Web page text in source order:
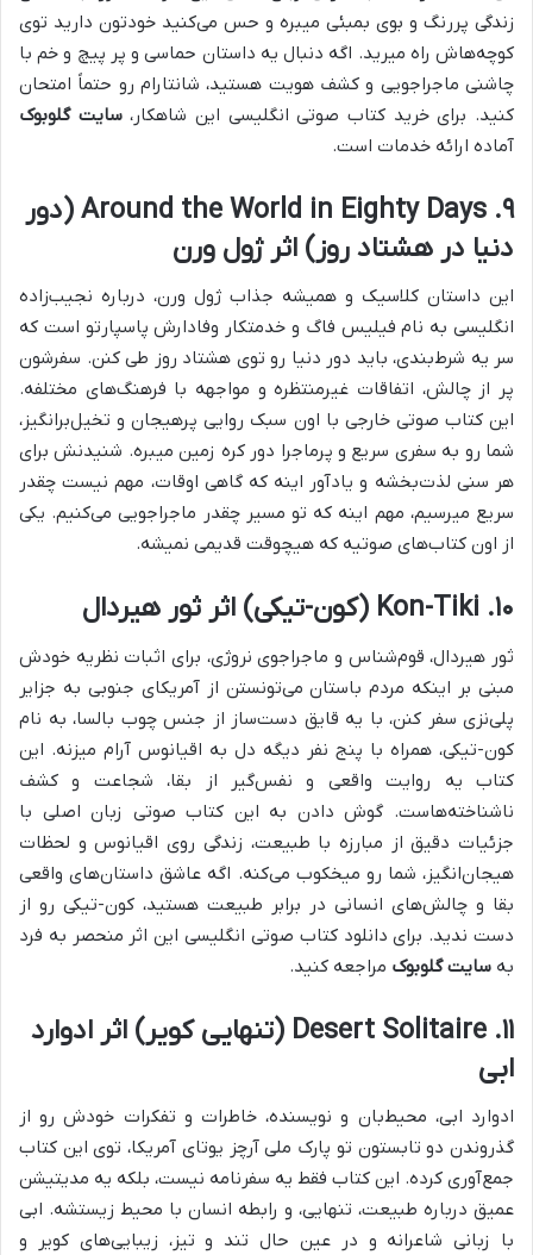
زندگی پررنگ و بوی بمبئی میبره و حس می‌کنید خودتون دارید توی
کوچه‌هاش راه میرید. اگه دنبال یه داستان حماسی و پر پیچ و خم با
چاشنی ماجراجویی و کشف هویت هستید، شانتارام رو حتماً امتحان
کنید. برای خرید کتاب صوتی انگلیسی این شاهکار،سایت گلوبوک
آماده ارائه خدمات است.
۹. Around the World in Eighty Days (دور
دنیا در هشتاد روز) اثر ژول ورن
این داستان کلاسیک و همیشه جذاب ژول ورن، درباره نجیب‌زاده
انگلیسی به نام فیلیس فاگ و خدمتکار وفادارش پاسپارتو است که
سر یه شرط‌بندی، باید دور دنیا رو توی هشتاد روز طی کنن. سفرشون
پر از چالش، اتفاقات غیرمنتظره و مواجهه با فرهنگ‌های مختلفه.
این کتاب صوتی خارجی با اون سبک روایی پرهیجان و تخیل‌برانگیز،
شما رو به سفری سریع و پرماجرا دور کره زمین میبره. شنیدنش برای
هر سنی لذت‌بخشه و یادآور اینه که گاهی اوقات، مهم نیست چقدر
سریع میرسیم، مهم اینه که تو مسیر چقدر ماجراجویی می‌کنیم. یکی
از اون کتاب‌های صوتیه که هیچوقت قدیمی نمیشه.
۱۰. Kon-Tiki (کون-تیکی) اثر ثور هیردال
ثور هیردال، قوم‌شناس و ماجراجوی نروژی، برای اثبات نظریه خودش
مبنی بر اینکه مردم باستان می‌تونستن از آمریکای جنوبی به جزایر
پلی‌نزی سفر کنن، با یه قایق دست‌ساز از جنس چوب بالسا، به نام
کون-تیکی، همراه با پنج نفر دیگه دل به اقیانوس آرام میزنه. این
کتاب یه روایت واقعی و نفس‌گیر از بقا، شجاعت و کشف
ناشناخته‌هاست. گوش دادن به این کتاب صوتی زبان اصلی با
جزئیات دقیق از مبارزه با طبیعت، زندگی روی اقیانوس و لحظات
هیجان‌انگیز، شما رو میخکوب می‌کنه. اگه عاشق داستان‌های واقعی
بقا و چالش‌های انسانی در برابر طبیعت هستید، کون-تیکی رو از
دست ندید. برای دانلود کتاب صوتی انگلیسی این اثر منحصر به فرد
به سایت گلوبوک مراجعه کنید.
۱۱. Desert Solitaire (تنهایی کویر) اثر ادوارد
ابی
ادوارد ابی، محیط‌بان و نویسنده، خاطرات و تفکرات خودش رو از
گذروندن دو تابستون تو پارک ملی آرچز یوتای آمریکا، توی این کتاب
جمع‌آوری کرده. این کتاب فقط یه سفرنامه نیست، بلکه یه مدیتیشن
عمیق درباره طبیعت، تنهایی، و رابطه انسان با محیط زیستشه. ابی
با زبانی شاعرانه و در عین حال تند و تیز، زیبایی‌های کویر و